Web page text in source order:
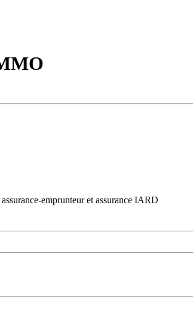
emprunteur et assurance IARD